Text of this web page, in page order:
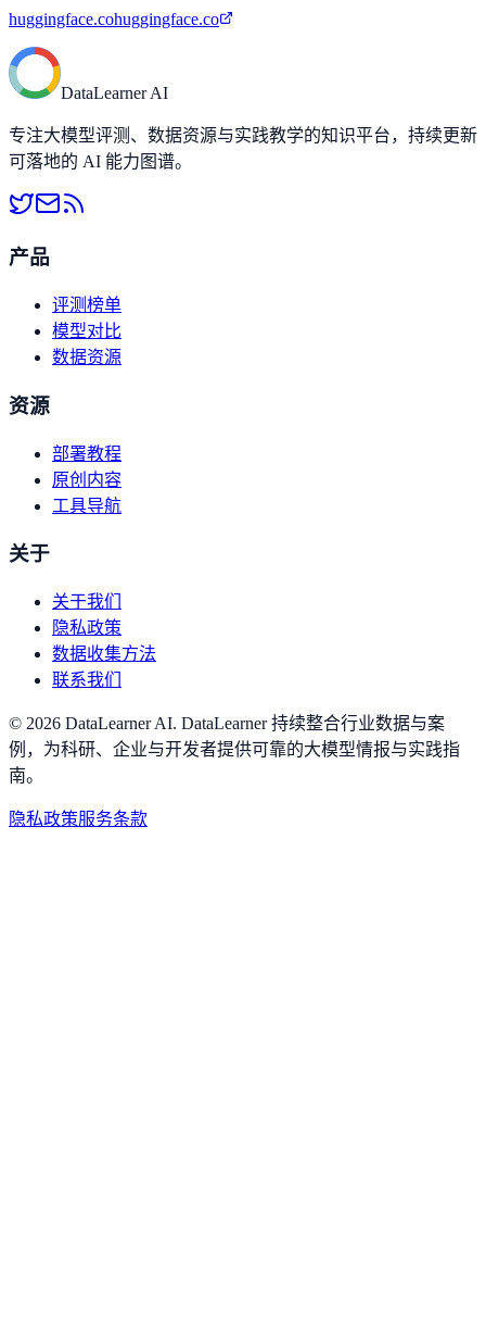
huggingface.cohuggingface.co
DataLearner AI
专注大模型评测、数据资源与实践教学的知识平台，持续更新
可落地的 AI 能力图谱。
产品
评测榜单
模型对比
数据资源
资源
部署教程
原创内容
工具导航
关于
关于我们
隐私政策
数据收集方法
联系我们
© 2026 DataLearner AI. DataLearner 持续整合行业数据与案
例，为科研、企业与开发者提供可靠的大模型情报与实践指
南。
隐私政策服务条款